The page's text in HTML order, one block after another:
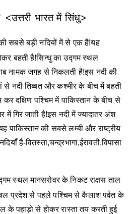
<उत्तरी भारत में सिंधु>
की सबसे बड़ी नदियों में से एक है!यह
बहती है!सिन्धु का उद्गम स्थल
नामक जगह से निकलती है!इस नदी की
से नदी तिब्बत और कश्मीर के बीच में बहती
कर दक्षिण पश्चिम में पाकिस्तान के बीच से
में गिर जाती है!इस नदी में ज्यादातर अंश
पाकिस्तान की सबसे लम्बी और राष्ट्रीय
है-वितस्ता,चन्द्रभागा,ईरावती,विपासा
स्थल मानसरोवर के निकट राक्षस ताल
प्रदेश से पहले पश्चिम से कैलाश पर्वत के
के पहाड़ो से होकर रास्ता तय करती हुई